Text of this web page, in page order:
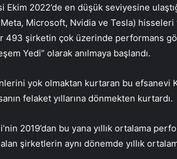
Ekim 2022’de en düşük seviyesine
Microsoft, Nvidia ve Tesla) hisseleri
493 şirketin çok üzerinde performans
Yedi” olarak anılmaya başlandı.
yok olmaktan kurtaran bu efsanevi
felaket yıllarına dönmekten kurtardı.
2019’dan bu yana yıllık ortalama
şirketlerin aynı dönemde yıllık